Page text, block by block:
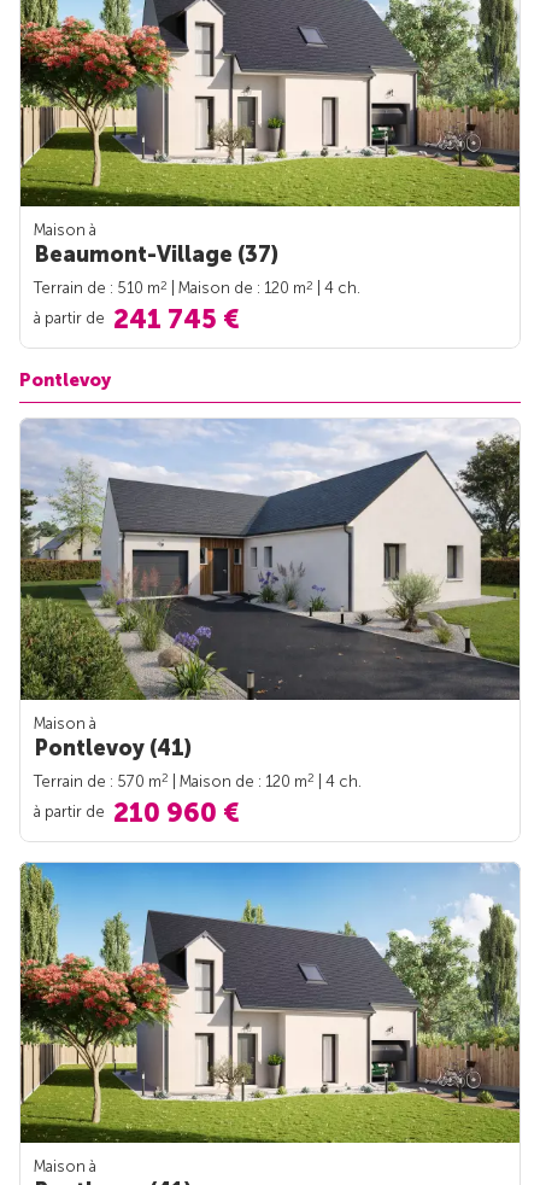
Maison à
Beaumont-Village (37)
Terrain de : 510 m2 | Maison de : 120 m2
| 4 ch.
à partir de 241 745 €
Pontlevoy
Maison à
Pontlevoy (41)
Terrain de : 570 m2 | Maison de : 120 m2
| 4 ch.
à partir de 210 960 €
Maison à